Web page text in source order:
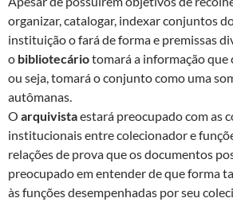
organizar, catalogar, indexar conjuntos
instituição o fará de forma e premissas
o bibliotecáriotomará a informação que
ou seja, tomará o conjunto como uma
autômanas.
O arquivistaestará preocupado com as
institucionais entre colecionador e
relações de prova que os documentos
preocupado em entender de que forma
às funções desempenhadas por seu